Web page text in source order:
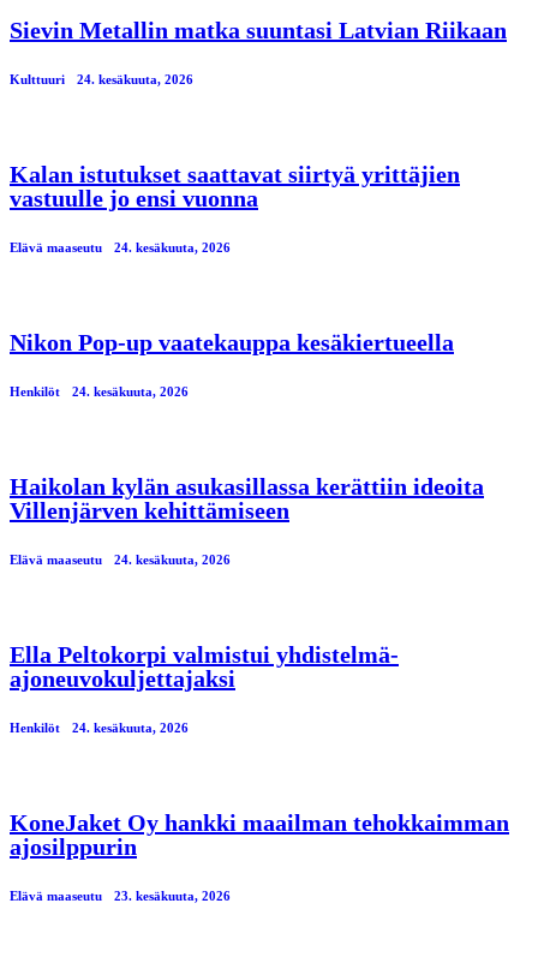
Sievin Metallin matka suuntasi Latvian Riikaan
Kulttuuri 24. kesäkuuta, 2026
Kalan istutukset saattavat siirtyä yrittäjien
vastuulle jo ensi vuonna
Elävä maaseutu 24. kesäkuuta, 2026
Nikon Pop-up vaatekauppa kesäkiertueella
Henkilöt 24. kesäkuuta, 2026
Haikolan kylän asukasillassa kerättiin ideoita
Villenjärven kehittämiseen
Elävä maaseutu 24. kesäkuuta, 2026
Ella Peltokorpi valmistui yhdistelmä-
ajoneuvokuljettajaksi
Henkilöt 24. kesäkuuta, 2026
KoneJaket Oy hankki maailman tehokkaimman
ajosilppurin
Elävä maaseutu 23. kesäkuuta, 2026